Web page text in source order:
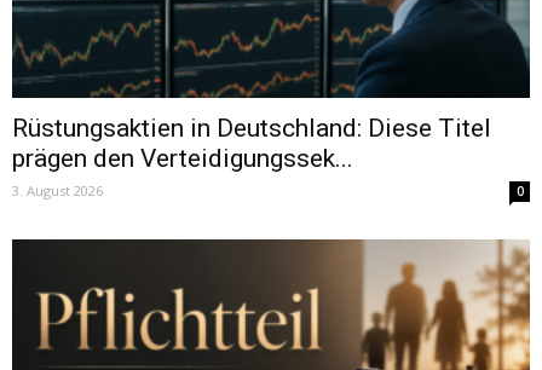
Rüstungsaktien in Deutschland: Diese Titel
prägen den Verteidigungssek...
3. August 2026 0